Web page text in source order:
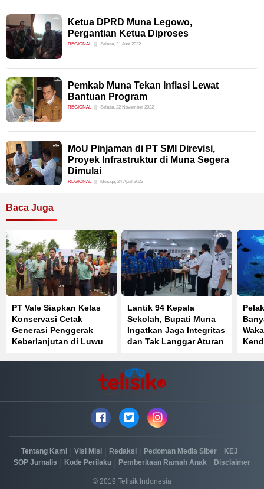
Ketua DPRD Muna Legowo,
Pergantian Ketua Diproses
REGIONAL Selasa, 21 Juni 2022
Pemkab Muna Tekan Inflasi Lewat
Bantuan Program
REGIONAL Selasa, 22 November 2022
MoU Pinjaman di PT SMI Direvisi,
Proyek Infrastruktur di Muna Segera
Dimulai
REGIONAL Minggu, 24 April 2022
Baca Juga
PT Vale Siapkan Kelas
Konservasi Cetak
Generasi Penggerak
Keberlanjutan di Luwu
Lantik 94 Kepala
Sekolah, Bupati Muna
Ingatkan Jaga Integritas
dan Tak Langgar Aturan
Tentang Kami Visi Misi Redaksi Pedoman Media Siber KEJ
SOP Jurnalis Kode Perilaku Pemberitaan Ramah Anak Disclaimer
© 2019 Telisik Indonesia